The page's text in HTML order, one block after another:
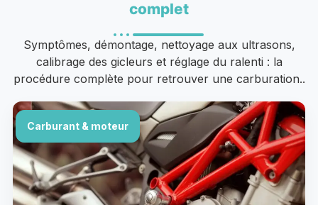
complet
Symptômes, démontage, nettoyage aux ultrasons,
calibrage des gicleurs et réglage du ralenti : la
procédure complète pour retrouver une carburation..
Carburant & moteur